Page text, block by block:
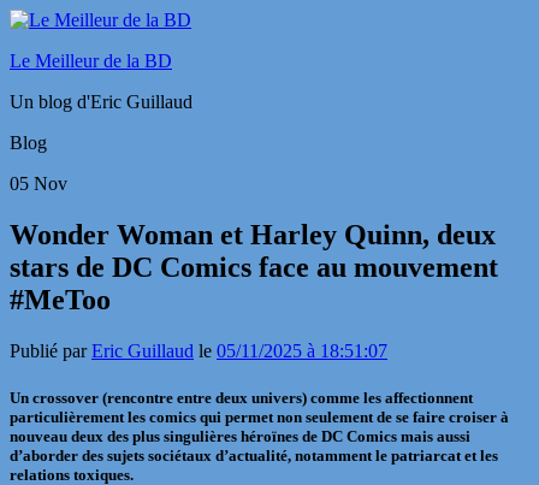
Le Meilleur de la BD
Un blog d'Eric Guillaud
Blog
05 Nov
Wonder Woman et Harley Quinn, deux
stars de DC Comics face au mouvement
#MeToo
Publié parEric Guillaud le 05/11/2025 à 18:51:07
Un crossover (rencontre entre deux univers) comme les affectionnent
particulièrement les comics qui permet non seulement de se faire croiser à
nouveau deux des plus singulières héroïnes de DC Comics mais aussi
d’aborder des sujets sociétaux d’actualité, notamment le patriarcat et les
relations toxiques.